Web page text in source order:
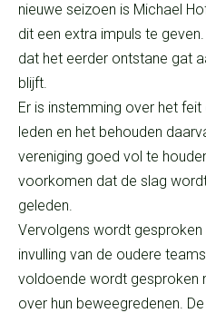
nieuwe seizoen is Michael
dit een extra impuls te
dat het eerder ontstane gat
blijft.
Er is instemming over het
leden en het behouden
vereniging goed vol te
voorkomen dat de slag
geleden.
Vervolgens wordt
invulling van de oudere
voldoende wordt gesproken
over hun beweegredenen.